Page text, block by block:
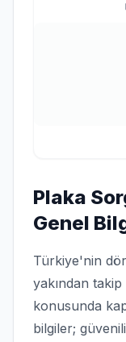
Plaka
Genel
Türkiye'nin
yakından takip
konusunda
bilgiler;